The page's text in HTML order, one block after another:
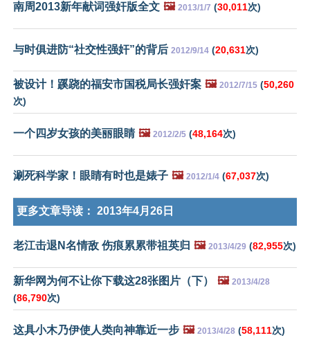
南周2013新年献词强奸版全文 🖼️ 2013/1/7 (30,011次)
与时俱进防“社交性强奸”的背后 2012/9/14 (20,631次)
被设计！蹊跷的福安市国税局长强奸案 🖼️ 2012/7/15 (50,260
次)
一个四岁女孩的美丽眼睛 🖼️ 2012/2/5 (48,164次)
涮死科学家！眼睛有时也是婊子 🖼️ 2012/1/4 (67,037次)
更多文章导读： 2013年4月26日
老江击退N名情敌 伤痕累累带祖英归 🖼️ 2013/4/29 (82,955次)
新华网为何不让你下载这28张图片（下） 🖼️ 2013/4/28
(86,790次)
这具小木乃伊使人类向神靠近一步 🖼️ 2013/4/28 (58,111次)